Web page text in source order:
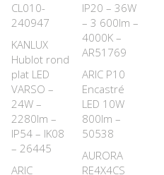
CL010-
240947
KANLUX
Hublot rond
plat LED
VARSO –
24W –
2280lm –
IP54 – IK08
– 26445
ARIC
IP20 – 36W
– 3 600lm –
4000K –
AR51769
ARIC P10
Encastré
LED 10W
800lm –
50538
AURORA
RE4X4CS